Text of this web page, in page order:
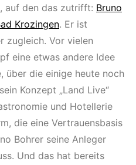
auf den das zutrifft: Bruno
Krozingen. Er ist
zugleich. Vor vielen
eine etwas andere Idee
über die einige heute noch
Konzept „Land Live“
und Hotellerie
die eine Vertrauensbasis
Bohrer seine Anleger
Und das hat bereits